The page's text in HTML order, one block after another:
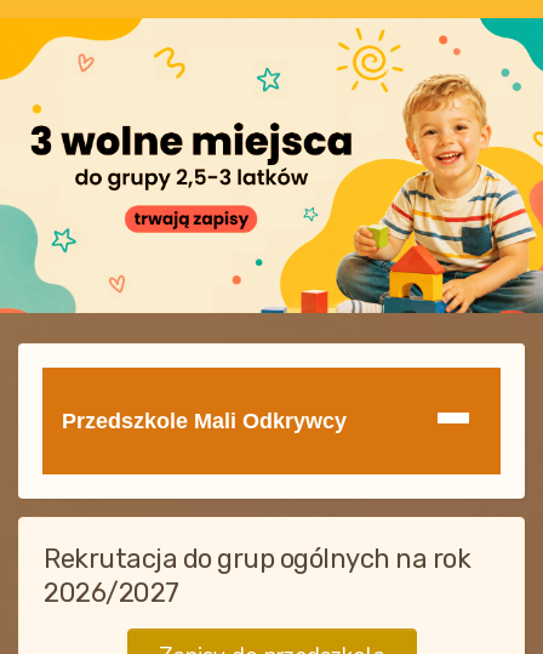
Przedszkole Mali Odkrywcy
Rekrutacja do grup ogólnych na rok
2026/2027